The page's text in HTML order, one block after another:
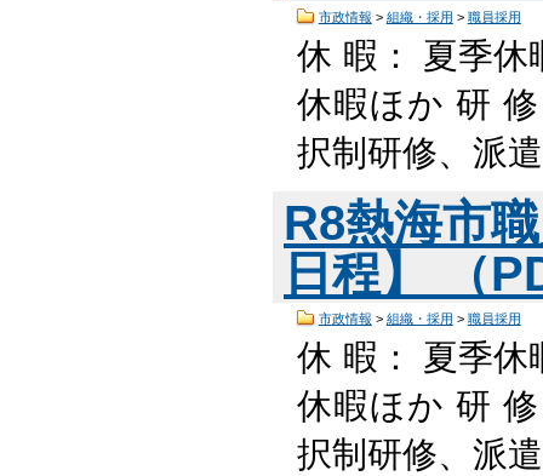
市政情報 > 組織・採用 > 職員採用
休 暇： 夏季休
休暇ほか 研
択制研修、派
R8熱海市
日程】 （
市政情報 > 組織・採用 > 職員採用
休 暇： 夏季休
休暇ほか 研
択制研修、派